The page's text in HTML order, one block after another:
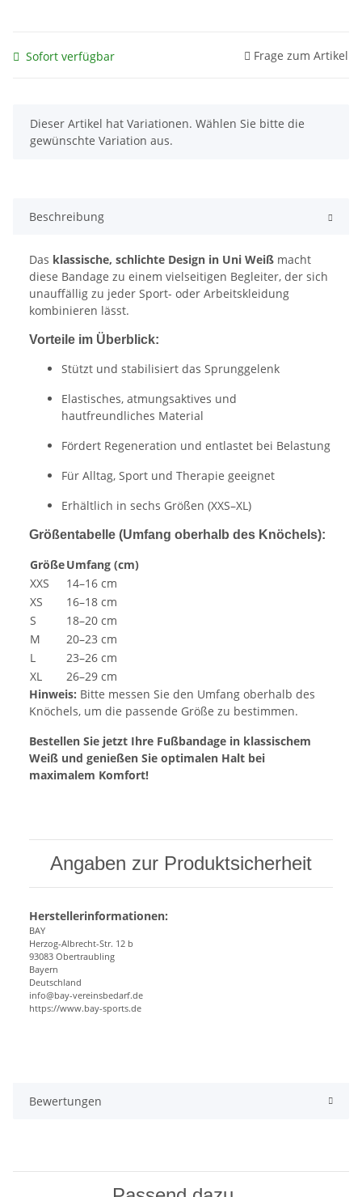
Sofort verfügbar Frage zum Artikel
x
Dieser Artikel hat Variationen. Wählen Sie bitte die
gewünschte Variation aus.
Beschreibung
Das klassische, schlichte Design in Uni Weiß macht
diese Bandage zu einem vielseitigen Begleiter, der sich
unauffällig zu jeder Sport- oder Arbeitskleidung
kombinieren lässt.
Vorteile im Überblick:
Stützt und stabilisiert das Sprunggelenk
Elastisches, atmungsaktives und
hautfreundliches Material
Fördert Regeneration und entlastet bei Belastung
Für Alltag, Sport und Therapie geeignet
Erhältlich in sechs Größen (XXS–XL)
Größentabelle (Umfang oberhalb des Knöchels):
GrößeUmfang (cm)
XXS
14–16 cm
XS
16–18 cm
S
18–20 cm
M
20–23 cm
L
23–26 cm
XL
26–29 cm
Hinweis: Bitte messen Sie den Umfang oberhalb des
Knöchels, um die passende Größe zu bestimmen.
Bestellen Sie jetzt Ihre Fußbandage in klassischem
Weiß und genießen Sie optimalen Halt bei
maximalem Komfort!
Angaben zur Produktsicherheit
Herstellerinformationen:
BAY
Herzog-Albrecht-Str. 12 b
93083 Obertraubling
Bayern
Deutschland
info@bay-vereinsbedarf.de
https://www.bay-sports.de
Bewertungen